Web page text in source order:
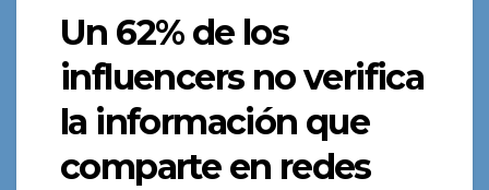
Un 62% de los
influencers no verifica
la información que
comparte en redes